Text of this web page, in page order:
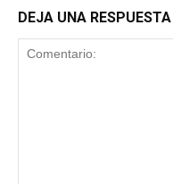
DEJA UNA RESPUESTA